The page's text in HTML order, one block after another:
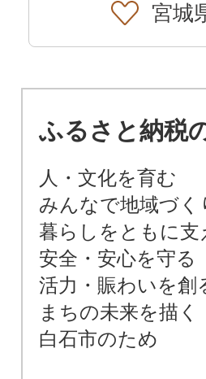
宮城
ふるさと納税
人・文化を育む
みんなで地域づく
暮らしをともに支
安全・安心を守る
活力・賑わいを創
まちの未来を描く
白石市のため